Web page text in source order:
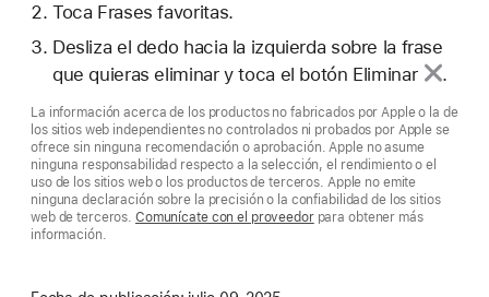
Toca Frases favoritas.
Desliza el dedo hacia la izquierda sobre la frase
que quieras eliminar y toca el botón Eliminar .
La información acerca de los productos no fabricados por Apple o la de
los sitios web independientes no controlados ni probados por Apple se
ofrece sin ninguna recomendación o aprobación. Apple no asume
ninguna responsabilidad respecto a la selección, el rendimiento o el
uso de los sitios web o los productos de terceros. Apple no emite
ninguna declaración sobre la precisión o la confiabilidad de los sitios
web de terceros. Comunícate con el proveedorpara obtener más
información.